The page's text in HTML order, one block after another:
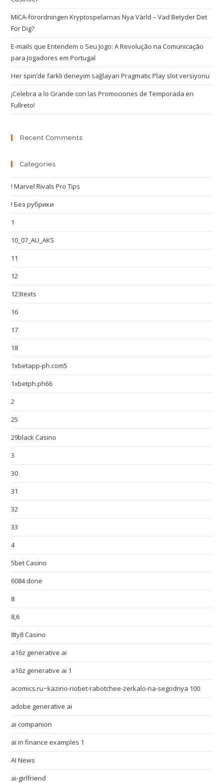
MICA-förordningen Kryptospelarnas Nya Värld – Vad Betyder Det
För Dig?
E-mails que Entendem o Seu Jogo: A Revolução na Comunicação
para Jogadores em Portugal
Her spin’de farklı deneyim sağlayan Pragmatic Play slot versiyonu
¡Celebra a lo Grande con las Promociones de Temporada en
Fullreto!
Recent Comments
Categories
! Marvel Rivals Pro Tips
! Без рубрики
1
10_07_AU_AKS
11
12
123texts
16
17
18
1xbetapp-ph.com5
1xbetph.ph66
2
25
29black Casino
3
30
31
32
33
4
5bet Casino
6084 done
8
8,6
8ty8 Casino
a16z generative ai
a16z generative ai 1
acomics.ru~kazino-riobet-rabotchee-zerkalo-na-segodnya 100
adobe generative ai
ai companion
ai in finance examples 1
AI News
ai-girlfriend